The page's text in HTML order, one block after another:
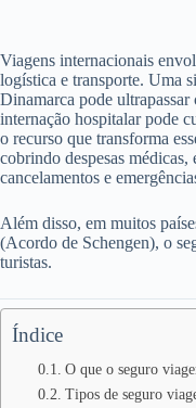
Viagens internacionais
logística e transporte. Uma
Dinamarca pode ultrapassar
internação hospitalar pode
o recurso que transforma
cobrindo despesas
cancelamentos e
Além disso, em muitos
(Acordo de Schengen), o
turistas.
Índice
O que o seguro
Tipos de seguro